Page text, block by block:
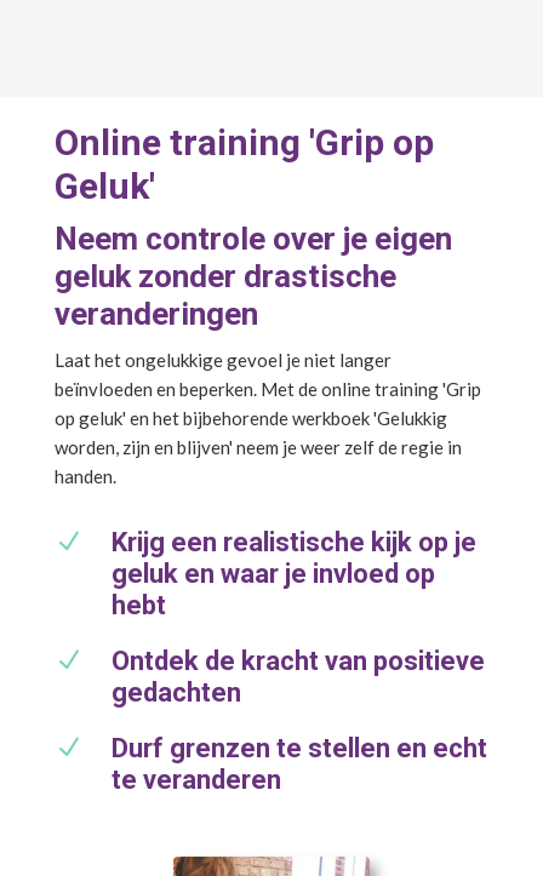
Online training 'Grip op
Geluk'
Neem controle over je eigen
geluk zonder drastische
veranderingen
Laat het ongelukkige gevoel je niet langer
beïnvloeden en beperken. Met de online training 'Grip
op geluk' en het bijbehorende werkboek 'Gelukkig
worden, zijn en blijven' neem je weer zelf de regie in
handen.
N
Krijg een realistische kijk op je
geluk en waar je invloed op
hebt
N
Ontdek de kracht van positieve
gedachten
N
Durf grenzen te stellen en echt
te veranderen